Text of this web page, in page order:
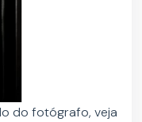
do fotógrafo, veja